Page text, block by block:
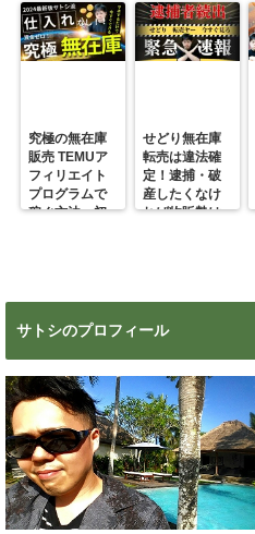
究極の無在庫
販売 TEMUア
フィリエイト
プログラムで
稼ぐ方法 初
せどり無在庫
転売は違法確
定！逮捕・破
産したくなけ
れば物販勢は
サトシのプロフィール